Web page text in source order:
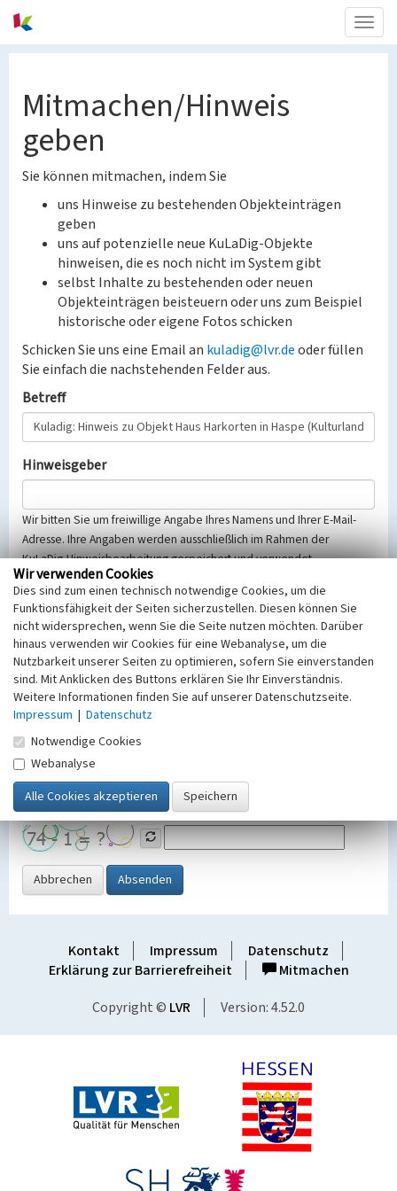
Mitmachen/Hinweis
geben
Sie können mitmachen, indem Sie
uns Hinweise zu bestehenden Objekteinträgen
geben
uns auf potenzielle neue KuLaDig-Objekte
hinweisen, die es noch nicht im System gibt
selbst Inhalte zu bestehenden oder neuen
Objekteinträgen beisteuern oder uns zum Beispiel
historische oder eigene Fotos schicken
Schicken Sie uns eine Email an kuladig@lvr.deoder füllen
Sie einfach die nachstehenden Felder aus.
Betreff
Hinweisgeber
Wir bitten Sie um freiwillige Angabe Ihres Namens und Ihrer E-Mail-
Adresse. Ihre Angaben werden ausschließlich im Rahmen der
KuLaDig-Hinweisbearbeitung gespeichert und verwendet.
Selbstverständlich werden diese entsprechend der Vorschriften des
Telemediengesetzes, des Datenschutzgesetzes NRW und der seit
dem 25.05.2018 gültigen Europäischen Datenschutzgrundverordnung
(EU-DSGVO) vertraulich behandelt, beachten Sie bitte unsere
Hinweise zumDatenschutz
Nachricht
SicherheitsabfrageTragen Sie unten das Rechenergebnis aus der
Grafik ein
Abbrechen Absenden
Kontakt Impressum
Datenschutz
Erklärung zur Barrierefreiheit
Mitmachen
Copyright © LVR Version: 4.52.0
Wir verwenden Cookies
Dies sind zum einen technisch notwendige Cookies, um die
Funktionsfähigkeit der Seiten sicherzustellen. Diesen können Sie
nicht widersprechen, wenn Sie die Seite nutzen möchten. Darüber
hinaus verwenden wir Cookies für eine Webanalyse, um die
Nutzbarkeit unserer Seiten zu optimieren, sofern Sie einverstanden
sind. Mit Anklicken des Buttons erklären Sie Ihr Einverständnis.
Weitere Informationen finden Sie auf unserer Datenschutzseite.
Impressum | Datenschutz
Notwendige Cookies
Webanalyse